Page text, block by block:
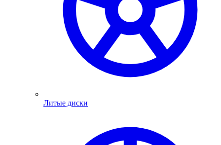
Литые диски